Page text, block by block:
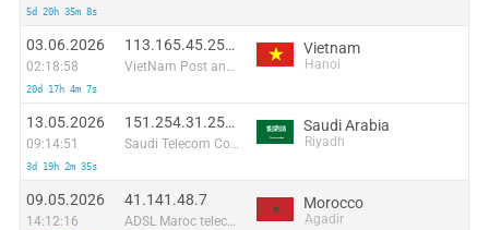
5d 20h 35m 8s
03.06.2026
02:18:58
20d 17h 4m 7s
113.165.45.255:36495
VietNam Post and Telecom Corporation
Vietnam
Hanoi
13.05.2026
09:14:51
3d 19h 2m 35s
151.254.31.254:7726
Saudi Telecom Company JSC
Saudi Arabia
Riyadh
09.05.2026
14:12:16
41.141.48.7
ADSL Maroc telecom
Morocco
Agadir